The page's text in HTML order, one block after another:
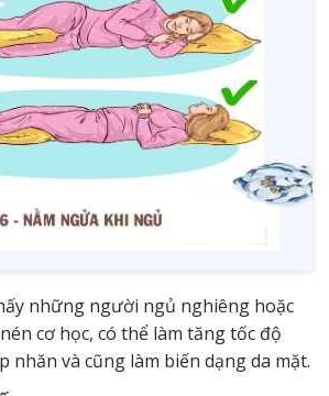
những người ngủ nghiêng hoặc
cơ học, có thể làm tăng tốc độ
nhăn và cũng làm biến dạng da mặt.